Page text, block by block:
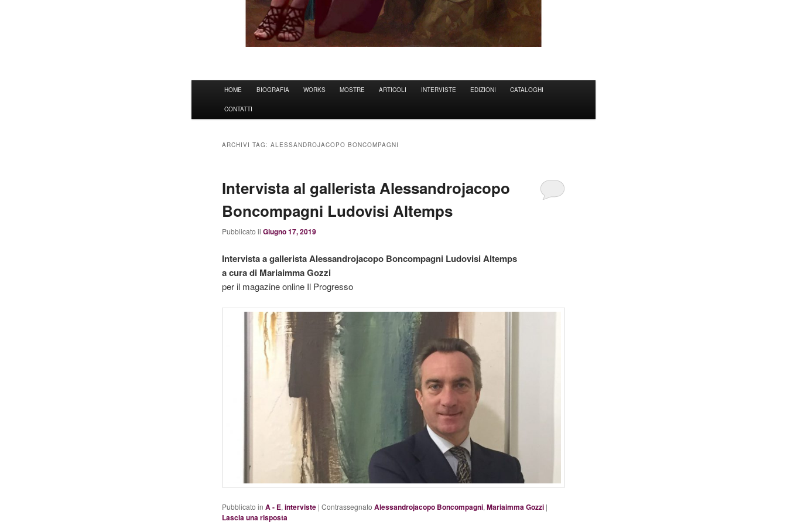
HOME BIOGRAFIA WORKS MOSTRE ARTICOLI INTERVISTE EDIZIONI CATALOGHI
CONTATTI
ARCHIVI TAG:ALESSANDROJACOPO BONCOMPAGNI
Intervista al gallerista Alessandrojacopo
Boncompagni Ludovisi Altemps
Pubblicato ilGiugno 17, 2019
Intervista a gallerista Alessandrojacopo Boncompagni Ludovisi Altemps
a cura di Mariaimma Gozzi
per il magazine online Il Progresso
Pubblicato in A - E,interviste |Contrassegnato Alessandrojacopo Boncompagni,Mariaimma Gozzi |
Lascia una risposta